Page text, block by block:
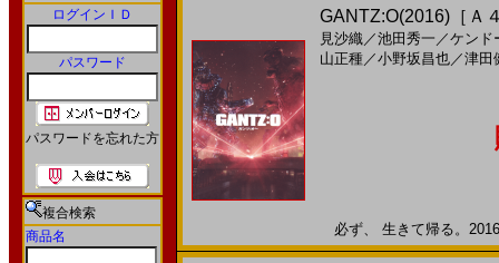
ログインＩＤ
パスワード
パスワードを忘れた方
複合検索
商品名
GANTZ:O(2016)［Ａ
見沙織／池田秀一 ／ケンド
山正種／小野坂昌也／津田
必ず、 生きて帰る。